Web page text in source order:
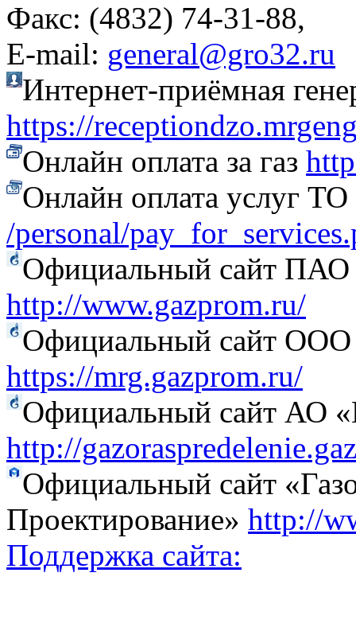
Факс: (4832) 74-31-88,
Е-mail: general@gro32.ru
Интернет-приёмная
https://
Онлайн оплата за газ
Онлайн оплата услуг
/personal/
Официальный сайт ПАО
http://www.gazprom.ru/
Официальный сайт ООО
https://mrg.gazprom.ru/
Официальный сайт АО
http://
Официальный сайт
Проектирование» http://
Поддержка сайта: